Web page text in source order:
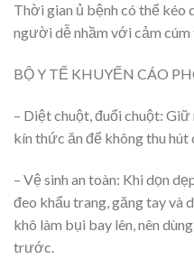
Thời gian ủ bệnh có thể kéo
người dễ nhầm với cảm
BỘ Y TẾ KHUYẾN CÁO
– Diệt chuột, đuổi chuột: Giữ
kín thức ăn để không thu hút
– Vệ sinh an toàn: Khi dọn
đeo khẩu trang, găng tay và
khô làm bụi bay lên, nên
trước.